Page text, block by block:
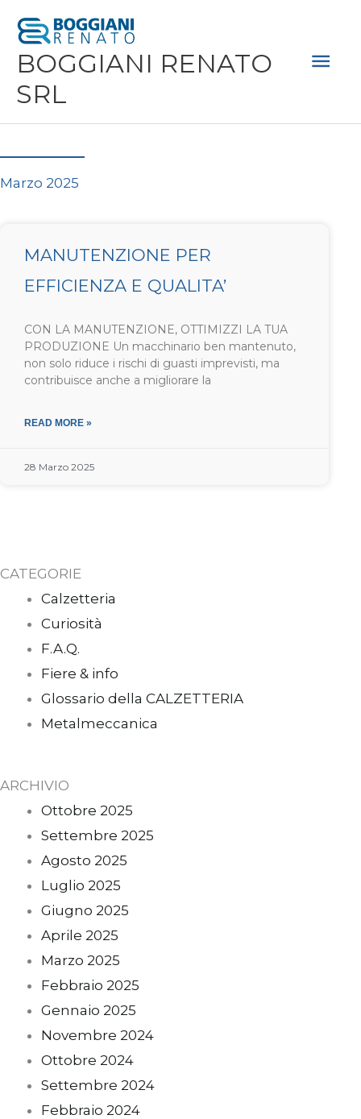
contenuto
BOGGIANI RENATO
SRL
Marzo 2025
MANUTENZIONE PER
EFFICIENZA E QUALITA’
CON LA MANUTENZIONE, OTTIMIZZI LA TUA
PRODUZIONE Un macchinario ben mantenuto,
non solo riduce i rischi di guasti imprevisti, ma
contribuisce anche a migliorare la
READ MORE »
28 Marzo 2025
CATEGORIE
Calzetteria
Curiosità
F.A.Q.
Fiere & info
Glossario della CALZETTERIA
Metalmeccanica
ARCHIVIO
Ottobre 2025
Settembre 2025
Agosto 2025
Luglio 2025
Giugno 2025
Aprile 2025
Marzo 2025
Febbraio 2025
Gennaio 2025
Novembre 2024
Ottobre 2024
Settembre 2024
Febbraio 2024